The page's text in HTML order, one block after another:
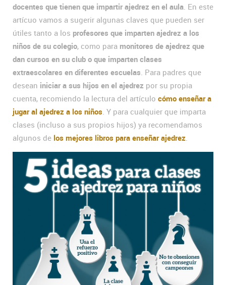
docentes que tienen que impartir ajedrez en el aula . En este
artícuo vamos a sugerir algunas claves que pueden ser
útiles tanto a los profesores que imparten ajedrez a los
niños de su colegio, como para monitores de ajedrez que
dan cursos en su club o que imparten clases
extraescolares en diferentes escuelas . Para padres que
desean iniciar a sus hijos en el ajedrez por su propia
cuenta, recomiendo la lectura del artículo cómo enseñar a
jugar al ajedrez a los niños . Y para cualquier que imparta
clases (incluso a sus propios hijos) ya recomendamos
algunos de los mejores libros para enseñar ajedrez